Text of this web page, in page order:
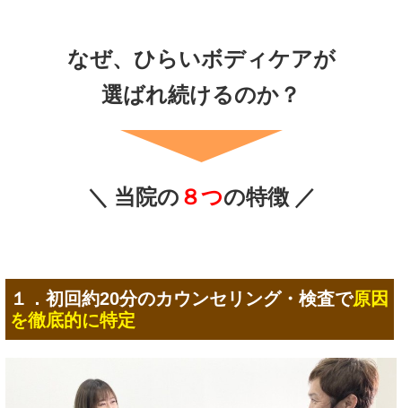
なぜ、ひらいボディケアが
選ばれ続けるのか？
＼ 当院の ８つの特徴 ／
１．初回約20分のカウンセリング・検査で原因
を徹底的に特定